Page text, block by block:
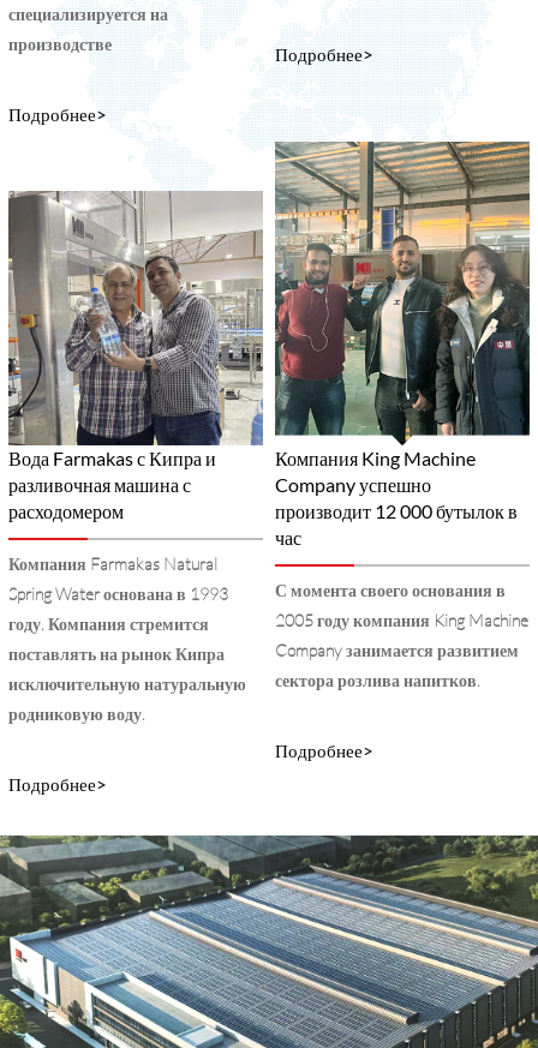
специализируется на
производстве
Подробнее>
Подробнее>
Вода Farmakas с Кипра и
разливочная машина с
расходомером
Компания Farmakas Natural
Spring Water основана в 1993
году. Компания стремится
поставлять на рынок Кипра
исключительную натуральную
родниковую воду.
Подробнее>
Компания King Machine
Company успешно
производит 12 000 бутылок в
час
С момента своего основания в
2005 году компания King Machine
Company занимается развитием
сектора розлива напитков.
Подробнее>